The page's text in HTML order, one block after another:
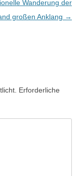
Wanderung der
großen Anklang →
Erforderliche